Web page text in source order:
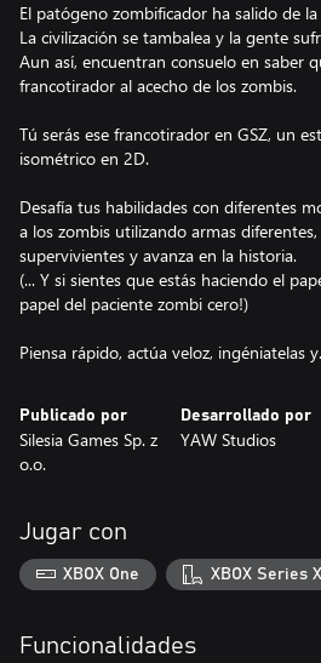
El patógeno zombificador ha salido de la
La civilización se tambalea y la gente
Aun así, encuentran consuelo en saber
francotirador al acecho de los zombis.
Tú serás ese francotirador en GSZ, un
isométrico en 2D.
Desafía tus habilidades con diferentes
a los zombis utilizando armas
supervivientes y avanza en la historia.
(... Y si sientes que estás haciendo el
papel del paciente zombi cero!)
Piensa rápido, actúa veloz, ingéniatelas
Publicado por
Silesia Games Sp. z
o.o.
Desarrollado por
YAW Studios
Jugar con
XBOX One XBOX Series
Funcionalidades